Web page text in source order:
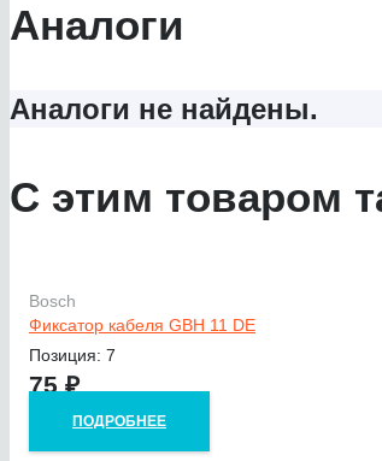
Аналоги
Аналоги не найдены.
С этим товаром
Bosch
Фиксатор кабеля GBH 11 DE
Позиция: 7
75₽
ПОДРОБНЕЕ